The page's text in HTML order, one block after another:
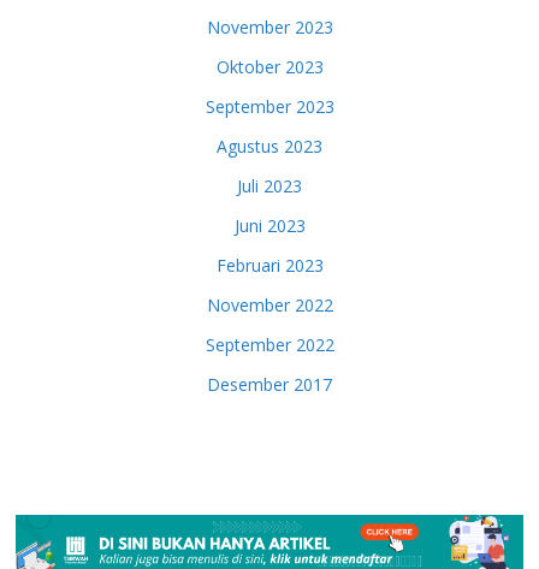
November 2023
Oktober 2023
September 2023
Agustus 2023
Juli 2023
Juni 2023
Februari 2023
November 2022
September 2022
Desember 2017